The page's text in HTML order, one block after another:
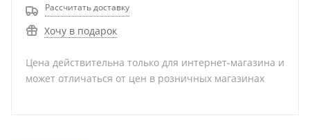
Рассчитать доставку
Хочу в подарок
Цена действительна только для интернет-магазина и
может отличаться от цен в розничных магазинах